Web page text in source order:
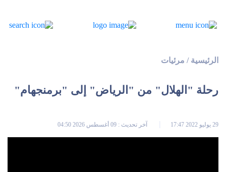
الرئيسية / مرئيات
رحلة "الهلال" من "الرياض" إلى "برمنجهام"
29 يوليو 2022 17:47 آخر تحديث : 09 أغسطس 2026 04:50